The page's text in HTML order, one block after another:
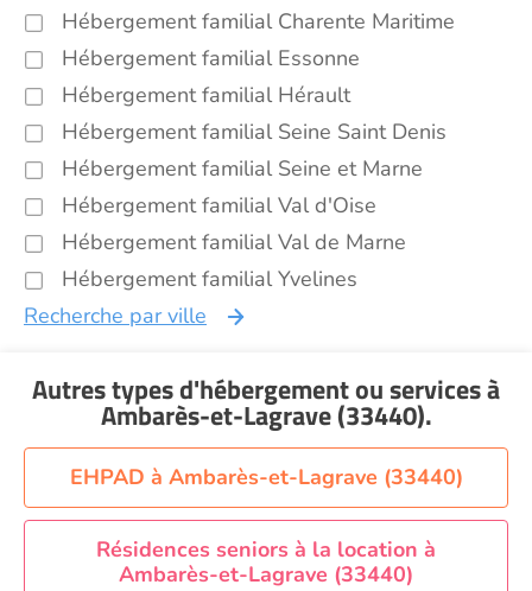
Hébergement familial Charente Maritime
Hébergement familial Essonne
Hébergement familial Hérault
Hébergement familial Seine Saint Denis
Hébergement familial Seine et Marne
Hébergement familial Val d'Oise
Hébergement familial Val de Marne
Hébergement familial Yvelines
Recherche par ville
Autres types d'hébergement ou servicesà
Ambarès-et-Lagrave (33440).
EHPAD à Ambarès-et-Lagrave (33440)
Résidences seniors à la location à
Ambarès-et-Lagrave (33440)